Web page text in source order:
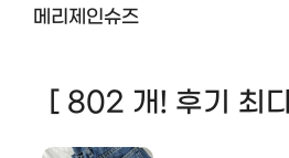
메리제인슈즈
[ 802 개! 후기 최